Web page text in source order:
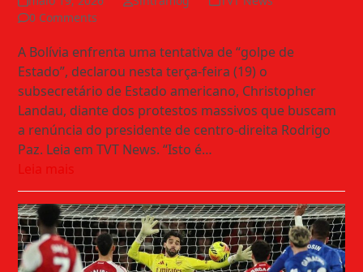
0 Comments
A Bolívia enfrenta uma tentativa de “golpe de
Estado”, declarou nesta terça-feira (19) o
subsecretário de Estado americano, Christopher
Landau, diante dos protestos massivos que buscam
a renúncia do presidente de centro-direita Rodrigo
Paz. Leia em TVT News. “Isto é…
Leia mais